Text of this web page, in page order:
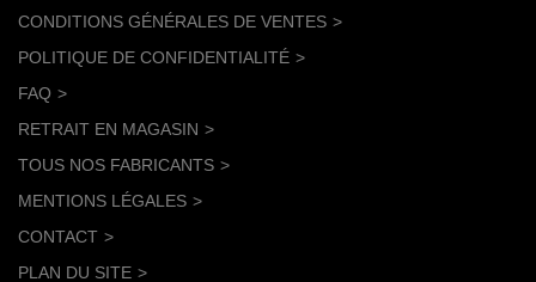
CONDITIONS GÉNÉRALES DE VENTES
POLITIQUE DE CONFIDENTIALITÉ
FAQ
RETRAIT EN MAGASIN
TOUS NOS FABRICANTS
MENTIONS LÉGALES
CONTACT
PLAN DU SITE